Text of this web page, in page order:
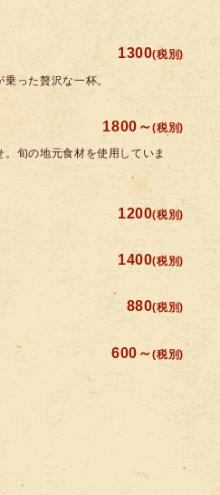
1300(税別)
った贅沢な一杯。
1800～(税別)
旬の地元食材を使用していま
1200(税別)
1400(税別)
880(税別)
600～(税別)